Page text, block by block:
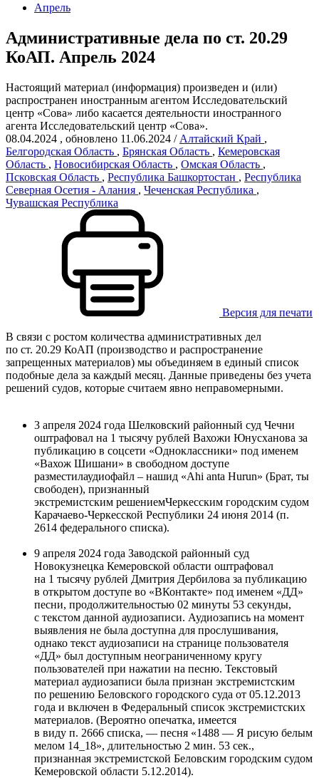
Апрель
Административные дела по ст. 20.29
КоАП. Апрель 2024
Настоящий материал (информация) произведен и (или)
распространен иностранным агентом Исследовательский
центр «Сова» либо касается деятельности иностранного
агента Исследовательский центр «Сова».
08.04.2024 , обновлено 11.06.2024 / Алтайский Край ,
Белгородская Область , Брянская Область , Кемеровская
Область , Новосибирская Область , Омская Область ,
Псковская Область , Республика Башкортостан , Республика
Северная Осетия - Алания , Чеченская Республика ,
Чувашская Республика
Версия для печати
В связи с ростом количества административных дел
по ст. 20.29 КоАП (производство и распространение
запрещенных материалов) мы объединяем в единый список
подобные дела за каждый месяц. Данные приведены без учета
решений судов, которые считаем явно неправомерными.
3 апреля 2024 года Шелковский районный суд Чечни
оштрафовал на 1 тысячу рублей Вахожи Юнусханова за
публикацию в соцсети «Одноклассники» под именем
«Вахож Шишани» в свободном доступе
разместилаудиофайл – нашид «Ahi anta Hurun» (Брат, ты
свободен), признанный
экстремистским решениемЧеркесским городским судом
Карачаево-Черкесской Республики 24 июня 2014 (п.
2614 федерального списка).
9 апреля 2024 года Заводской районный суд
Новокузнецка Кемеровской области оштрафовал
на 1 тысячу рублей Дмитрия Дербилова за публикацию
в открытом доступе во «ВКонтакте» под именем «ДД»
песни, продолжительностью 02 минуты 53 секунды,
с текстом данной аудиозаписи. Аудиозапись на момент
выявления не была доступна для прослушивания,
однако текст аудиозаписи на странице пользователя
«ДД» был доступным неограниченному кругу
пользователей при нажатии на песню. Текстовый
материал аудиозаписи была признан экстремистским
по решению Беловского городского суда от 05.12.2013
года и включен в Федеральный список экстремистских
материалов. (Вероятно опечатка, имеется
в виду п. 2666 списка, — песня «1488 — Я рисую белым
мелом 14_18», длительностью 2 мин. 53 сек.,
признанная экстремистской Беловским городским судом
Кемеровской области 5.12.2014).